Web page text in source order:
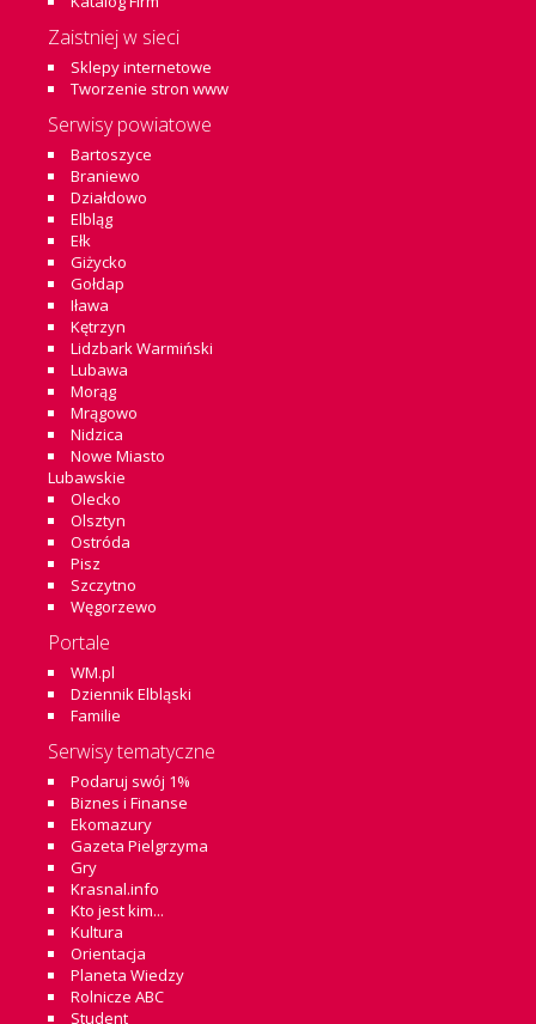
Zaistniej w sieci
Sklepy internetowe
Tworzenie stron www
Serwisy powiatowe
Bartoszyce
Braniewo
Działdowo
Elbląg
Ełk
Giżycko
Gołdap
Iława
Kętrzyn
Lidzbark Warmiński
Lubawa
Morąg
Mrągowo
Nidzica
Nowe Miasto
Lubawskie
Olecko
Olsztyn
Ostróda
Pisz
Szczytno
Węgorzewo
Portale
WM.pl
Dziennik Elbląski
Familie
Serwisy tematyczne
Podaruj swój 1%
Biznes i Finanse
Ekomazury
Gazeta Pielgrzyma
Gry
Krasnal.info
Kto jest kim...
Kultura
Orientacja
Planeta Wiedzy
Rolnicze ABC
Student